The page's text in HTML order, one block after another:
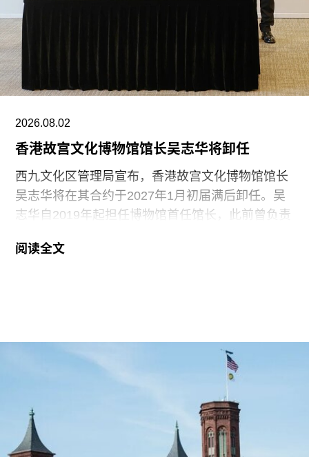
拱廊，以便为一家长期商业租户腾出空间。媒体推
测新租户可能是著名珠宝品牌法贝热
（Fabergé）。不过，高古轩仍将继续运营其位于
伦敦Mayfair的另外两处空间。
高古轩此次关闭两处空间正值全球画廊纷纷收缩规
年，多家国际蓝筹画廊调整经营策略，佩斯画廊
（Pace）于今年6月裁员并缩减代理艺术家名单；
卓纳画廊（David
2026.08.02
香港故宫文化博物馆馆长吴志华将卸任
西九文化区管理局宣布，香港故宫文化博物馆馆长
吴志华将在其合约于2027年1月初届满后卸任。吴
志华自2019年起担任博物馆首任馆长，此前曾负责
自香港故宫博物馆于2022年开馆以来，吴先生带领
这座由严迅奇（Rocco Yim）设计的博物馆策划了
40场专题及特别展览，并持续推动与北京故宫博物
院的合作。吴志华任内，香港故宫文化博物馆累计
接待观众超过460万人次。
阅读全文